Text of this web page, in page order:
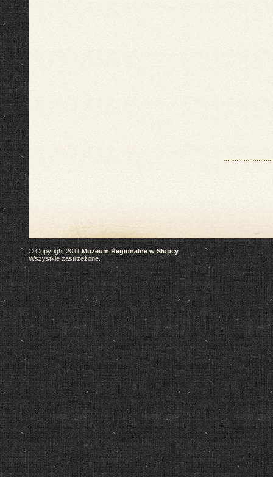
© Copyright 2011Muzeum Regionalne w Słupcy
Wszystkie zastrzeżone.